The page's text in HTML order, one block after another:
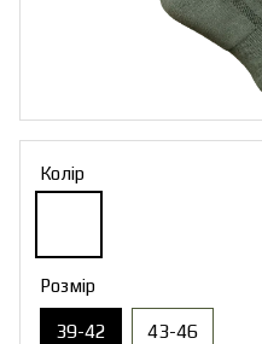
Колір
Розмір
39-42 43-46